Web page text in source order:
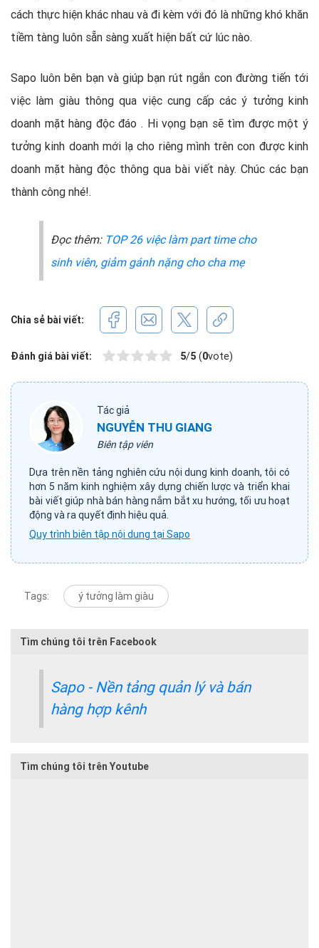
cách thực hiện khác nhau và đi kèm với đó là những khó khăn
tiềm tàng luôn sẵn sàng xuất hiện bất cứ lúc nào.
Sapo luôn bên bạn và giúp bạn rút ngắn con đường tiến tới
việc làm giàu thông qua việc cung cấp các ý tưởng kinh
doanh mặt hàng độc đáo . Hi vọng bạn sẽ tìm được một ý
tưởng kinh doanh mới lạ cho riêng mình trên con được kinh
doanh mặt hàng độc thông qua bài viết này. Chúc các bạn
thành công nhé!.
Đọc thêm: TOP 26 việc làm part time cho
sinh viên, giảm gánh nặng cho cha mẹ
Chia sẻ bài viết:
Đánh giá bài viết: 5/5 (0vote)
Tác giả
NGUYỄN THU GIANG
Biên tập viên
Dựa trên nền tảng nghiên cứu nội dung kinh doanh, tôi có
hơn 5 năm kinh nghiệm xây dựng chiến lược và triển khai
bài viết giúp nhà bán hàng nắm bắt xu hướng, tối ưu hoạt
động và ra quyết định hiệu quả.
Quy trình biên tập nội dung tại Sapo
Tags: ý tưởng làm giàu
Tìm chúng tôi trên Facebook
Sapo - Nền tảng quản lý và bán
hàng hợp kênh
Tìm chúng tôi trên Youtube